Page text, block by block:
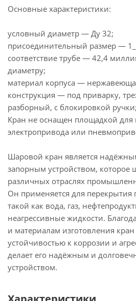
Основные характеристики:
условный диаметр — Ду 32;
присоединительный размер —
соответствие трубе — 42,4
диаметру;
материал корпуса —
конструкция — под приварку,
разборный, с блокировкой ручки;
Кран не оснащен площадкой для
электропривода или
Шаровой кран является
запорным устройством, которое
различных отраслях
Он применяется для перекрытия
такой как вода, газ,
неагрессивные жидкости.
и материалам изготовления
устойчивостью к коррозии и
делает его надёжным и
устройством.